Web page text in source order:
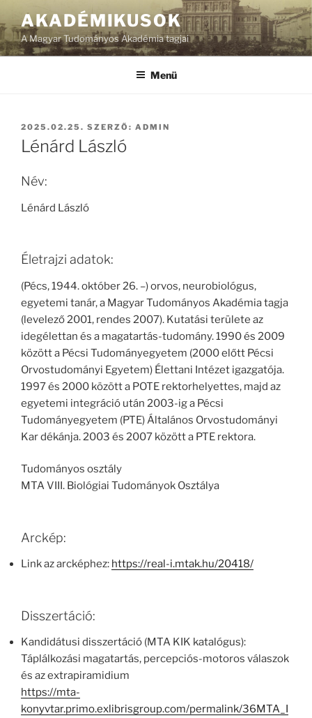
AKADÉMIKUSOK
A Magyar Tudományos Akadémia tagjai
Menü
BEKÜLDVE:
2025.02.25. SZERZŐ: ADMIN
Lénárd László
Név:
Lénárd László
Életrajzi adatok:
(Pécs, 1944. október 26. –) orvos, neurobiológus,
egyetemi tanár, a Magyar Tudományos Akadémia tagja
(levelező 2001, rendes 2007). Kutatási területe az
idegélettan és a magatartás-tudomány. 1990 és 2009
között a Pécsi Tudományegyetem (2000 előtt Pécsi
Orvostudományi Egyetem) Élettani Intézet igazgatója.
1997 és 2000 között a POTE rektorhelyettes, majd az
egyetemi integráció után 2003-ig a Pécsi
Tudományegyetem (PTE) Általános Orvostudományi
Kar dékánja. 2003 és 2007 között a PTE rektora.
Tudományos osztály
MTA VIII. Biológiai Tudományok Osztálya
Arckép:
Link az arcképhez: https://real-i.mtak.hu/20418/
Disszertáció:
Kandidátusi disszertáció (MTA KIK katalógus):
Táplálkozási magatartás, percepciós-motoros válaszok
és az extrapiramidium
https://mta-
konyvtar.primo.exlibrisgroup.com/permalink/36MTA_I